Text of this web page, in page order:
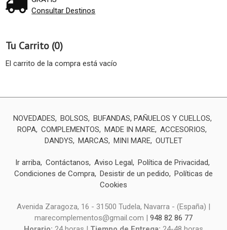
Consultar Destinos
Tu Carrito (0)
El carrito de la compra está vacío
NOVEDADES BOLSOS
BUFANDAS, PAÑUELOS Y CUELLOS
ROPA COMPLEMENTOS MADE IN MARE ACCESORIOS
DANDYS
MARCAS MINI MARE OUTLET
Ir arriba Contáctanos Aviso Legal
Política de Privacidad
Condiciones de Compra
Desistir de un pedido
Políticas de
Cookies
Avenida Zaragoza, 16 - 31500 Tudela, Navarra - (España) |
marecomplementos@gmail.com | 948 82 86 77